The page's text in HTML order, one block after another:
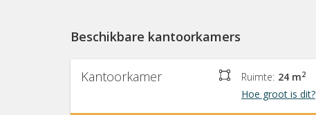
Beschikbare kantoorkamers
Kantoorkamer Ruimte: 24 m2
Hoe groot is dit?